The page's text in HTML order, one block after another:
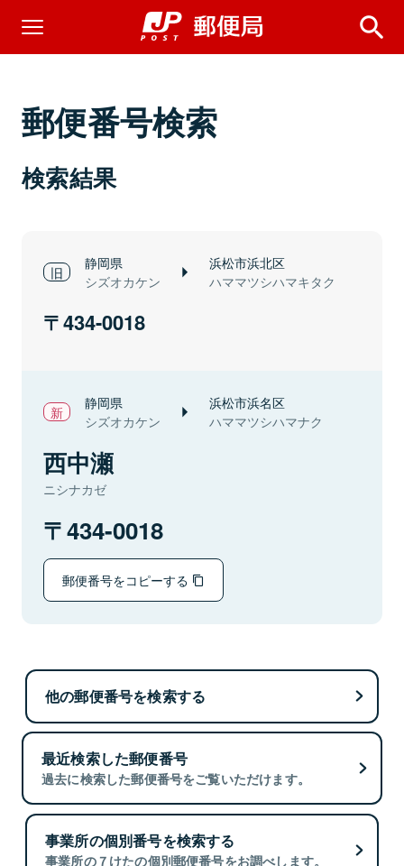
郵便番号検索
検索結果
静岡県
シズオカケン
浜松市浜北区
ハママツシハマキタク
434-0018
静岡県
シズオカケン
浜松市浜名区
ハママツシハマナク
西中瀬
ニシナカゼ
434-0018
郵便番号をコピーする
他の郵便番号を検索する
最近検索した郵便番号
過去に検索した郵便番号をご覧いただけます。
事業所の個別番号を検索する
事業所の７けたの個別郵便番号をお調べします。